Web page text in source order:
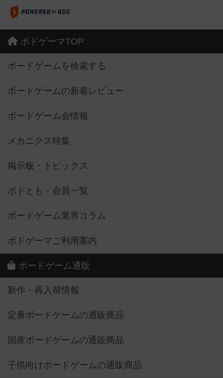
ボドゲーマTOP
ボードゲームを検索する
ボードゲームの新着レビュー
ボードゲーム会情報
メカニクス特集
掲示板・トピックス
ボドとも・会員一覧
ボードゲーム業界コラム
ボドゲーマご利用案内
ボードゲーム通販
新作・再入荷情報
定番ボードゲームの通販商品
国産ボードゲームの通販商品
子供向けボードゲームの通販商品